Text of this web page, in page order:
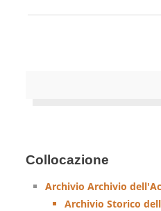
L'Archivio
Collocazione
Archivio Archivio
Archivio Storico